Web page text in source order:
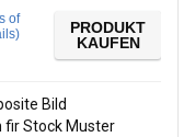
of
)
PRODUKT
KAUFEN
Bild
fir Stock Muster